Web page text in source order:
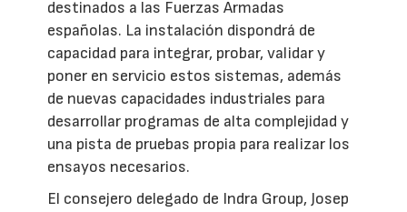
destinados a las Fuerzas Armadas
españolas. La instalación dispondrá de
capacidad para integrar, probar, validar y
poner en servicio estos sistemas, además
de nuevas capacidades industriales para
desarrollar programas de alta complejidad y
una pista de pruebas propia para realizar los
ensayos necesarios.
El consejero delegado de Indra Group, Josep